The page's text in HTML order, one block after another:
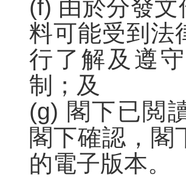
(f) 由於分發
料可能受到法
行了解及遵
制；及
(g) 閣下已閲
閣下確認，閣
的電子版本。